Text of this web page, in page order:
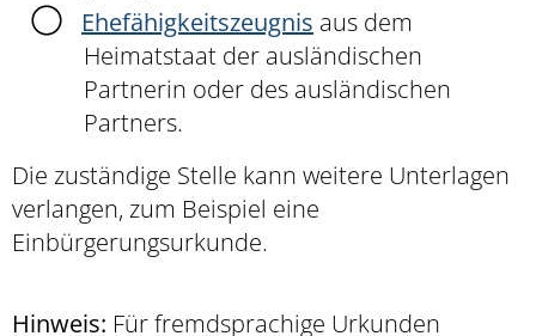
Ehefähigkeitszeugnis aus dem
Heimatstaat der ausländischen
Partnerin oder des ausländischen
Partners.
Die zuständige Stelle kann weitere Unterlagen
verlangen, zum Beispiel eine
Einbürgerungsurkunde.
Hinweis: Für fremdsprachige Urkunden